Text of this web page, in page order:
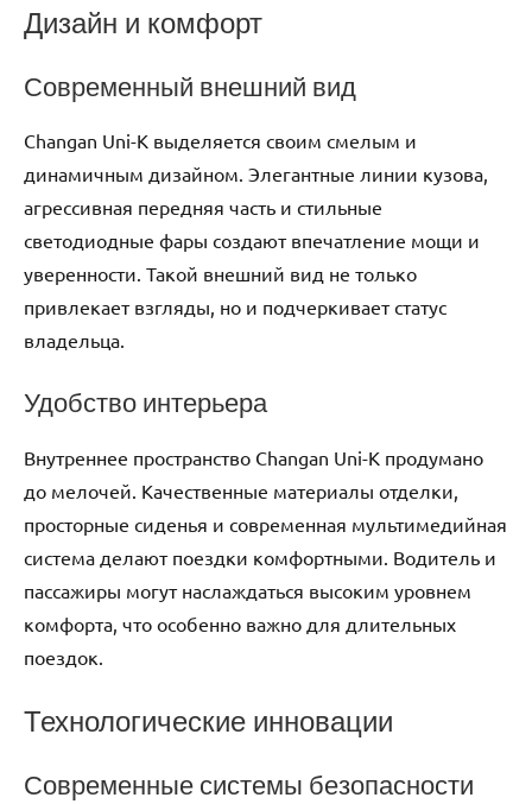
Дизайн и комфорт
Современный внешний вид
Changan Uni-K выделяется своим смелым и
динамичным дизайном. Элегантные линии кузова,
агрессивная передняя часть и стильные
светодиодные фары создают впечатление мощи и
уверенности. Такой внешний вид не только
привлекает взгляды, но и подчеркивает статус
владельца.
Удобство интерьера
Внутреннее пространство Changan Uni-K продумано
до мелочей. Качественные материалы отделки,
просторные сиденья и современная мультимедийная
система делают поездки комфортными. Водитель и
пассажиры могут наслаждаться высоким уровнем
комфорта, что особенно важно для длительных
поездок.
Технологические инновации
Современные системы безопасности